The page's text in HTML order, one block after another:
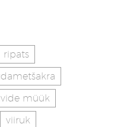
ripats
müük
viiruk